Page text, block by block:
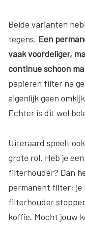
Beide varianten
tegens. Een
vaak voordeliger,
continue schoon
papieren filter na
eigenlijk geen
Echter is dit wel
Uiteraard speelt
grote rol. Heb je
filterhouder? Dan
permanent filter; je
filterhouder
koffie. Mocht jouw